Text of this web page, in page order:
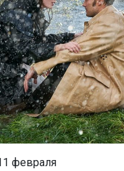
февраля